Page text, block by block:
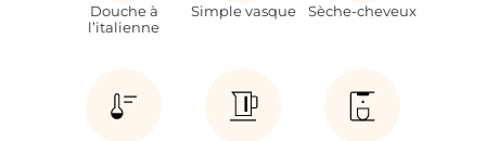
Douche à
l’italienne
Simple vasque Sèche-cheveux